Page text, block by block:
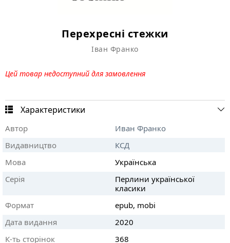
Перехресні стежки
Іван Франко
Цей товар недоступний для замовлення
Характеристики
Автор
Иван Франко
Видавництво
КСД
Мова
Українська
Серія
Перлини української
класики
Формат
epub, mobi
Дата видання
2020
К-ть сторінок
368